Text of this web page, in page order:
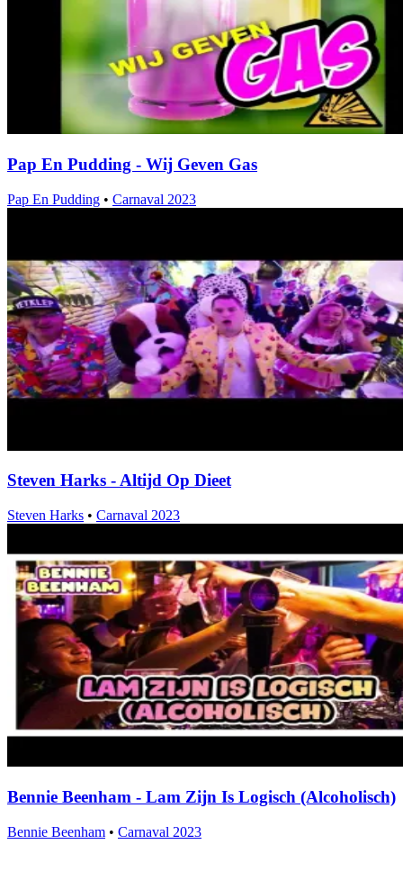
Pap En Pudding - Wij Geven Gas
Pap En Pudding • Carnaval 2023
Steven Harks - Altijd Op Dieet
Steven Harks • Carnaval 2023
Bennie Beenham - Lam Zijn Is Logisch (Alcoholisch)
Bennie Beenham • Carnaval 2023